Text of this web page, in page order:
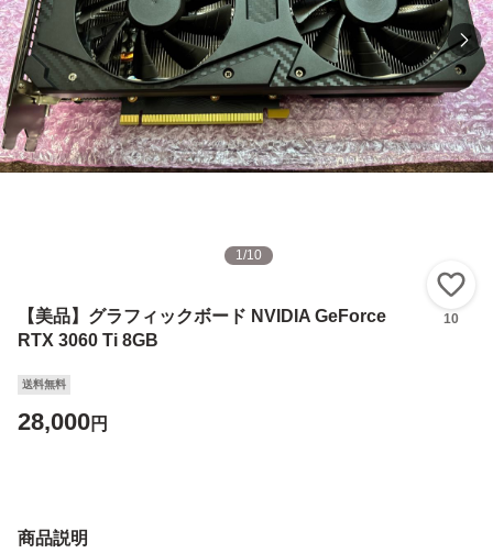
1/10
【美品】グラフィックボード NVIDIA GeForce
RTX 3060 Ti 8GB
10
送料無料
28,000円
商品説明